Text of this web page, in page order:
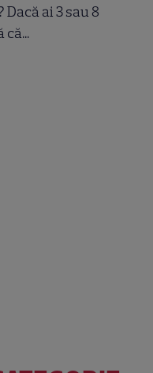
Dacă ai 3 sau 8
că...